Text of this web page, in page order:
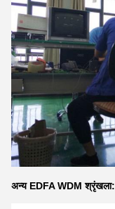
अन्य EDFA WDM श्रृंखला: